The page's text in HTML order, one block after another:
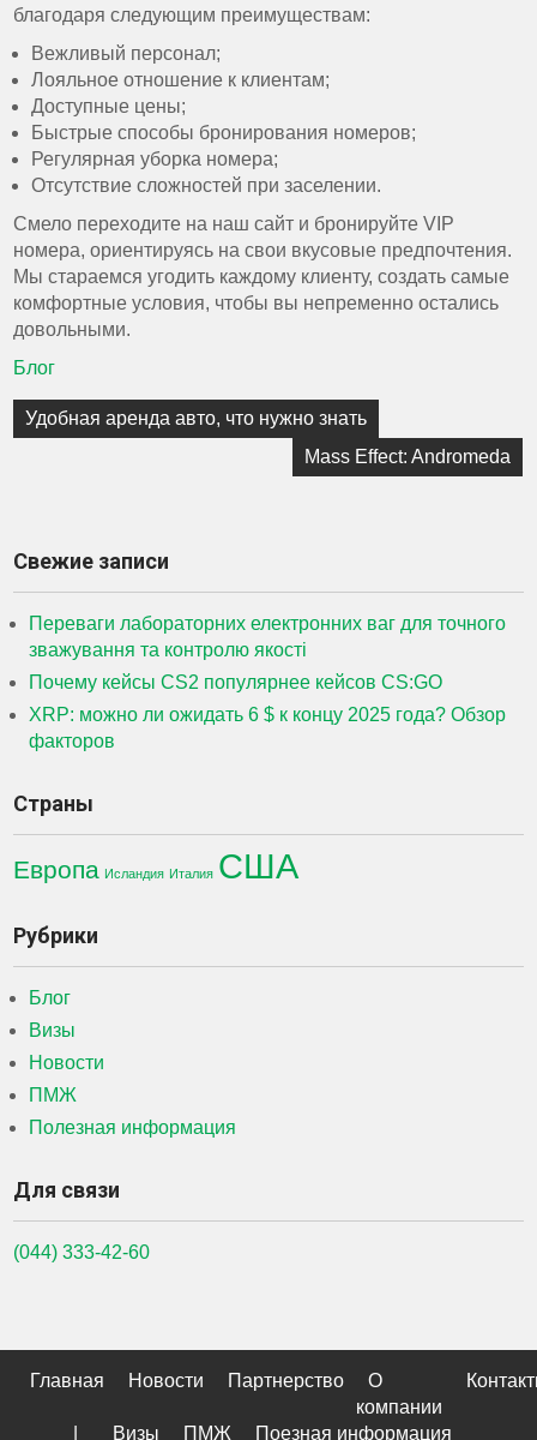
благодаря следующим преимуществам:
Вежливый персонал;
Лояльное отношение к клиентам;
Доступные цены;
Быстрые способы бронирования номеров;
Регулярная уборка номера;
Отсутствие сложностей при заселении.
Смело переходите на наш сайт и бронируйте VIP
номера, ориентируясь на свои вкусовые предпочтения.
Мы стараемся угодить каждому клиенту, создать самые
комфортные условия, чтобы вы непременно остались
довольными.
Блог
Навигация
по
Удобная аренда авто, что нужно знать
Mass Effect: Andromeda
Свежие записи
Переваги лабораторних електронних ваг для точного
зважування та контролю якості
Почему кейсы CS2 популярнее кейсов CS:GO
XRP: можно ли ожидать 6 $ к концу 2025 года? Обзор
факторов
Страны
Европа Исландия Италия США
Рубрики
Блог
Визы
Новости
ПМЖ
Полезная информация
Для связи
(044) 333-42-60
Главная Новости Партнерство
О
компании
Визы ПМЖ Поезная информация